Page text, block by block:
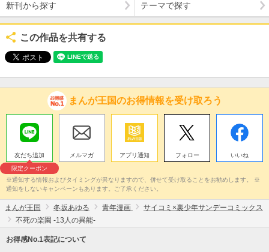
新刊から探す テーマで探す
この作品を共有する
まんが王国のお得情報を受け取ろう
友だち追加
限定クーポン
メルマガ アプリ通知 フォロー いいね
※通知する情報およびタイミングが異なりますので、併せて受け取ることをお勧めします。 ※
通知をしないキャンペーンもあります。ご了承ください。
まんが王国 冬坂あゆる 青年漫画
サイコミ×裏少年サンデーコミックス
不死の楽園 -13人の異能-
お得感No.1表記について